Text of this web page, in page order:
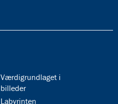
32.5:
Værdigrundlaget i
billeder
32.7:
Labyrinten